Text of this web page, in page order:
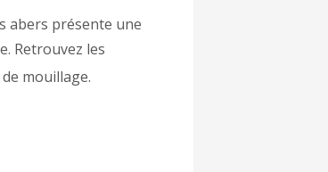
abers présente une
Retrouvez les
mouillage.